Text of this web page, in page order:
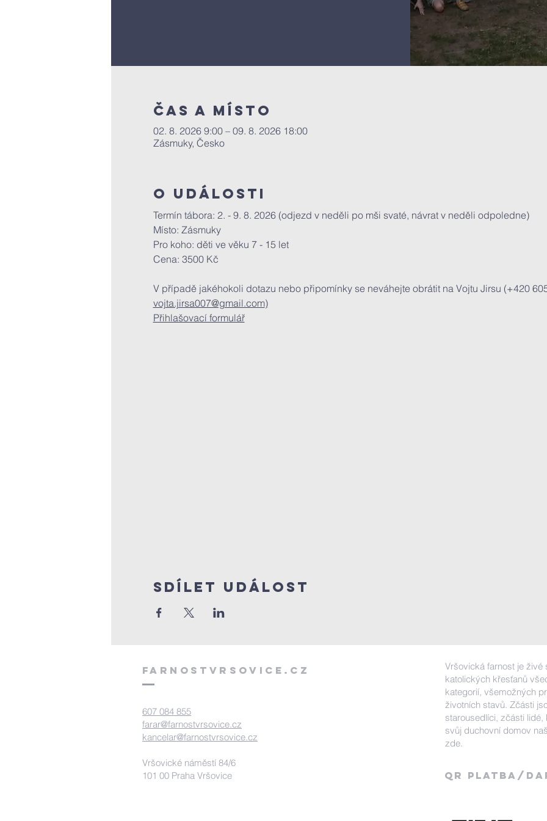
Čas a místo
02. 8. 2026 9:00 – 09. 8. 2026 18:00
Zásmuky, Česko
O události
Termín tábora: 2. - 9. 8. 2026 (odjezd v neděli po mši svaté, návrat v neděli odpoledne)
Místo: Zásmuky
Pro koho: děti ve věku 7 - 15 let
Cena: 3500 Kč
V případě jakéhokoli dotazu nebo připomínky se neváhejte obrátit na Vojtu Jirsu (+420
vojta.jirsa007@gmail.com)
Přihlašovací formulář
Sdílet událost
FArnostVrsovice.cz
607 084 855
farar@farnostvrsovice.cz
kancelar@farnostvrsovice.cz
Vršovické náměstí 84/6
101 00 Praha Vršovice
Vršovická farnost je živé
katolických křesťanů
kategorií, všemožných
životních stavů. Zčásti
starousedlíci, zčásti lidé,
svůj duchovní domov
zde.
QR Platba/